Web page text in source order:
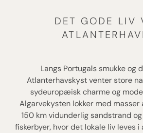
DET GODE LIV
Langs Portugals smukke og
Atlanterhavskyst venter store
sydeuropæisk charme og
Algarvekysten lokker med masser
150 km vidunderlig sandstrand
fiskerbyer, hvor det lokale liv leves